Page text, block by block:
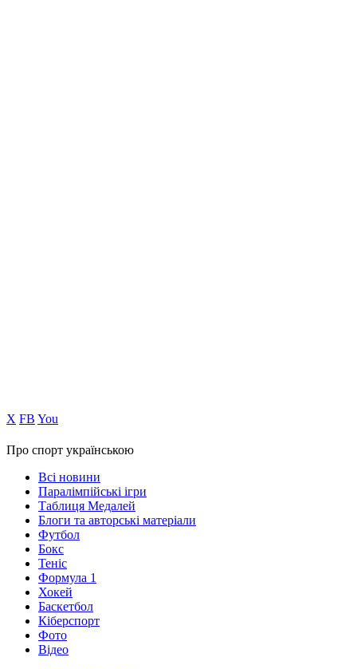
Х FB You
Про спорт українською
Всі новини
Паралімпійські ігри
Таблиця Медалей
Блоги та авторські матеріали
Футбол
Бокс
Теніс
Формула 1
Хокей
Баскетбол
Кіберспорт
Фото
Відео